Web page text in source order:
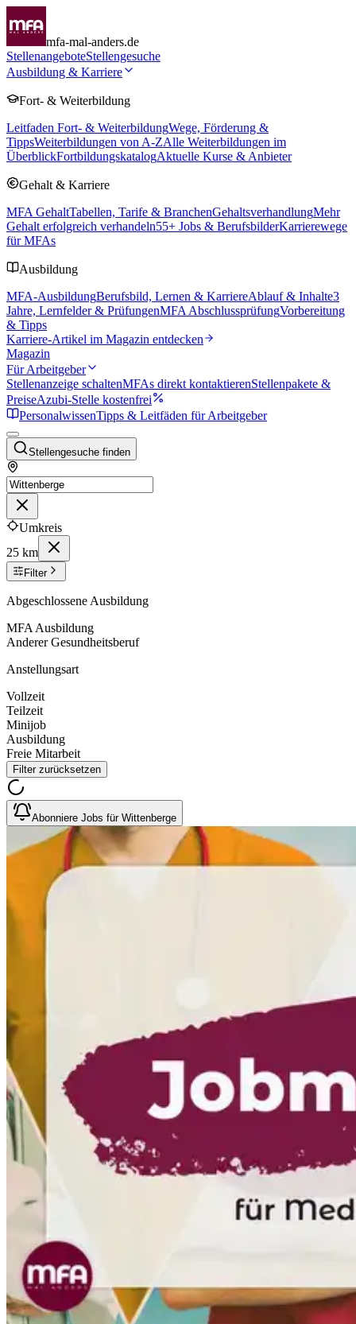
mfa-mal-anders.de
StellenangeboteStellengesuche
Ausbildung & Karriere
Fort- & Weiterbildung
Leitfaden Fort- & WeiterbildungWege, Förderung &
TippsWeiterbildungen von A-ZAlle Weiterbildungen im
ÜberblickFortbildungskatalogAktuelle Kurse & Anbieter
Gehalt & Karriere
MFA GehaltTabellen, Tarife & BranchenGehaltsverhandlungMehr
Gehalt erfolgreich verhandeln55+ Jobs & BerufsbilderKarrierewege
für MFAs
Ausbildung
MFA-AusbildungBerufsbild, Lernen & KarriereAblauf & Inhalte3
Jahre, Lernfelder & PrüfungenMFA AbschlussprüfungVorbereitung
& Tipps
Karriere-Artikel im Magazin entdecken
Magazin
Für Arbeitgeber
Stellenanzeige schaltenMFAs direkt kontaktierenStellenpakete &
PreiseAzubi-Stelle kostenfrei
PersonalwissenTipps & Leitfäden für Arbeitgeber
Stellengesuche finden
Umkreis
25 km
Filter
Abgeschlossene Ausbildung
MFA Ausbildung
Anderer Gesundheitsberuf
Anstellungsart
Vollzeit
Teilzeit
Minijob
Ausbildung
Freie Mitarbeit
Filter zurücksetzen
Abonniere Jobs für Wittenberge